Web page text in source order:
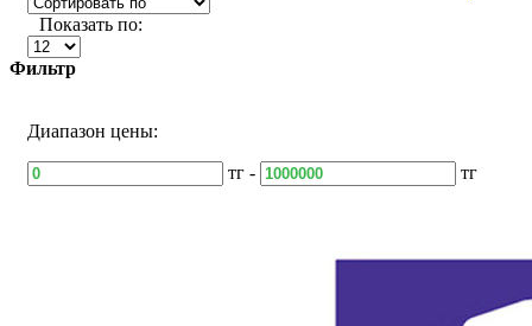
Показать по:
Фильтр
Диапазон цены:
тг - тг